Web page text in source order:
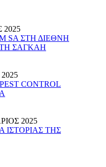
2025
SA ΣΤΗ ΔΙΕΘΝΗ
ΣΑΓΚΑΗ
CONTROL
2025
ΙΣΤΟΡΙΑΣ ΤΗΣ